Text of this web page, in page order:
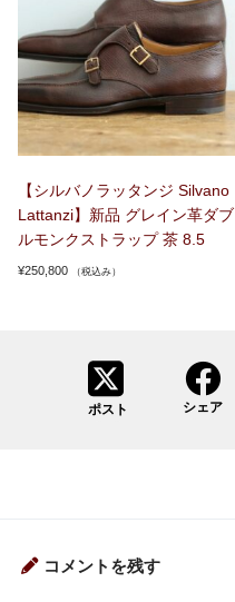
【シルバノラッタンジ Silvano
Lattanzi】新品 グレイン革ダブ
ルモンクストラップ 茶 8.5
¥250,800 （税込み）
ポスト シェア
コメントを残す